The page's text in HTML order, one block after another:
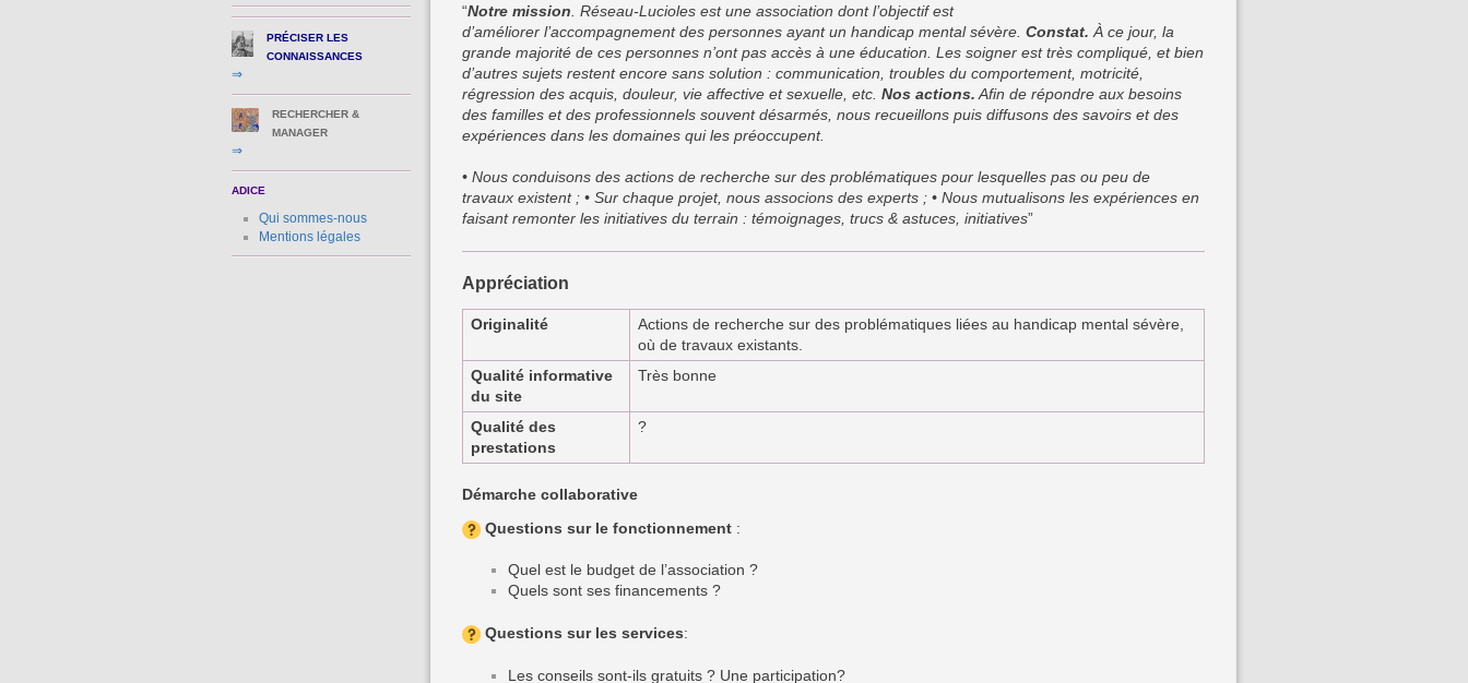
PRÉCISER LES
CONNAISSANCES
⇒
RECHERCHER &
MANAGER
⇒
ADICE
Qui sommes-nous
Mentions légales
“Notre mission . Réseau-Lucioles est une association dont l’objectif est
d’améliorer l’accompagnement des personnes ayant un handicap mental sévère. Constat. À ce jour, la
grande majorité de ces personnes n’ont pas accès à une éducation. Les soigner est très compliqué, et bien
d’autres sujets restent encore sans solution : communication, troubles du comportement, motricité,
régression des acquis, douleur, vie affective et sexuelle, etc. Nos actions. Afin de répondre aux besoins
des familles et des professionnels souvent désarmés, nous recueillons puis diffusons des savoirs et des
expériences dans les domaines qui les préoccupent.
• Nous conduisons des actions de recherche sur des problématiques pour lesquelles pas ou peu de
travaux existent ; • Sur chaque projet, nous associons des experts ; • Nous mutualisons les expériences en
faisant remonter les initiatives du terrain : témoignages, trucs & astuces, initiatives”
Appréciation
Originalité
Actions de recherche sur des problématiques liées au handicap mental sévère,
où de travaux existants.
Qualité informative
du site
Très bonne
Qualité des
prestations
?
Démarche collaborative
Questions sur le fonctionnement:
Quel est le budget de l’association ?
Quels sont ses financements ?
Questions sur les services:
Les conseils sont-ils gratuits ? Une participation?